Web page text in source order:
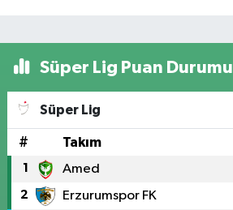
Süper Lig Puan Durumu
Süper Lig
# Takım
1 Amed
2 Erzurumspor FK